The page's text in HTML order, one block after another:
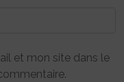
et mon site dans le